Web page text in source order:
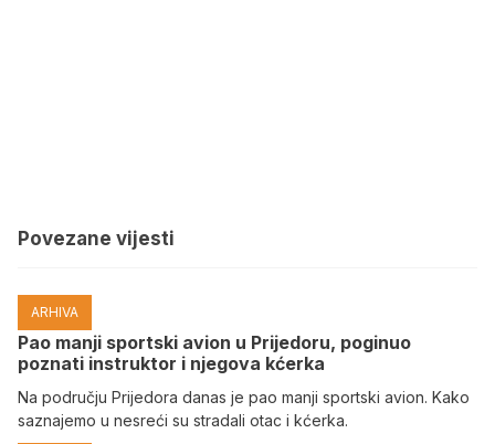
Povezane vijesti
ARHIVA
Pao manji sportski avion u Prijedoru, poginuo
poznati instruktor i njegova kćerka
Na području Prijedora danas je pao manji sportski avion. Kako
saznajemo u nesreći su stradali otac i kćerka.